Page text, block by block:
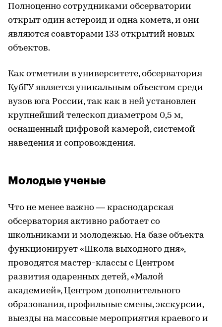
Полноценно сотрудниками обсерватории
открыт один астероид и одна комета, и они
являются соавторами 133 открытий новых
объектов.
Как отметили в университете, обсерватория
КубГУ является уникальным объектом среди
вузов юга России, так как в ней установлен
крупнейший телескоп диаметром 0,5 м,
оснащенный цифровой камерой, системой
наведения и сопровождения.
Молодые ученые
Что не менее важно — краснодарская
обсерватория активно работает со
школьниками и молодежью. На базе объекта
функционирует «Школа выходного дня»,
проводятся мастер-классы с Центром
развития одаренных детей, «Малой
академией», Центром дополнительного
образования, профильные смены, экскурсии,
выезды на массовые мероприятия краевого и